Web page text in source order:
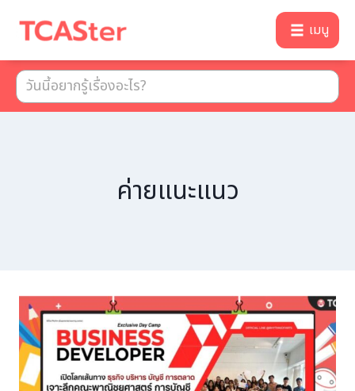
เมนู
ค่ายแนะแนว